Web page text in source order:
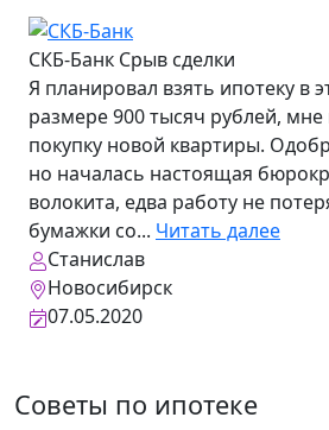
СКБ-Банк Срыв сделки
Я планировал взять ипотеку в
размере 900 тысяч рублей, мне
покупку новой квартиры.
но началась настоящая
волокита, едва работу не
бумажки со... Читать далее
Станислав
Новосибирск
07.05.2020
Советы по ипотеке